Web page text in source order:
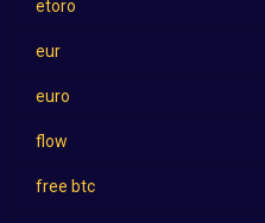
etoro
eur
euro
flow
free btc